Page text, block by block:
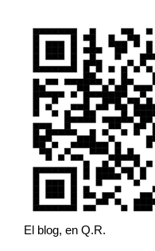
El blog, en Q.R.